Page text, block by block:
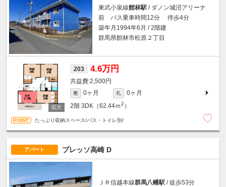
東武小泉線館林駅 / ダノン城沼アリーナ
前 バス乗車時間12分 停歩4分
築年月1994年6月 / 2階建
群馬県館林市松原２丁目
203 4.6万円
2,500円
敷 0ヶ月 礼
0ヶ月
2階 3DK（62.44ｍ2 ）
たっぷり収納スペース/バス・トイレ別/
アパート プレッソ高崎 D
ＪＲ信越本線群馬八幡駅 / 徒歩53分